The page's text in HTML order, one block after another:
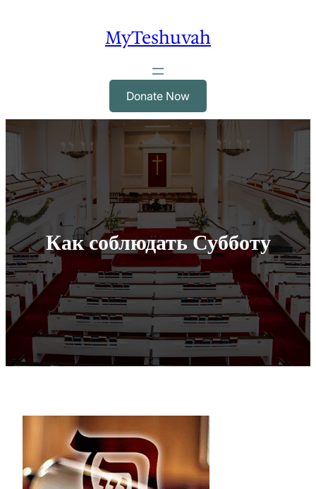
MyTeshuvah
Donate Now
Как соблюдать Субботу